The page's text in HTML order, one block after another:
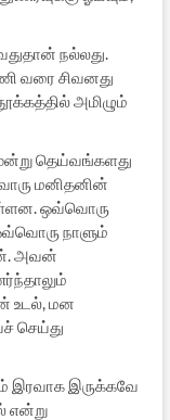
நல்லது.
வரை சிவனது
அமிழும்
தெய்வங்களது
மனிதனின்
ஒவ்வொரு
நாளும்
அவன்
உடல், மன
செய்து
இரவாக இருக்கவே
என்று